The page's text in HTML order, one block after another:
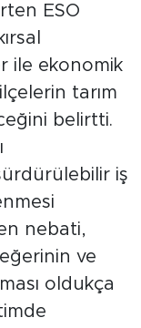
ESO
ile ekonomik
tarım
belirtti.
iş
nebati,
ve
oldukça